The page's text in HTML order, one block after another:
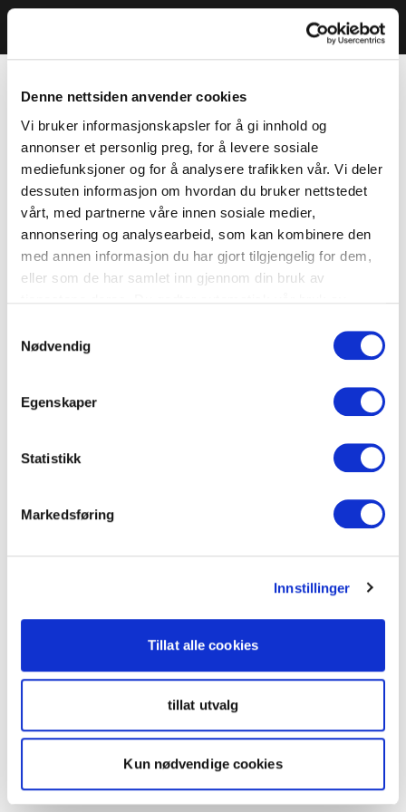
Denne nettsiden anvender cookies
Vi bruker informasjonskapsler for å gi innhold og
annonser et personlig preg, for å levere sosiale
mediefunksjoner og for å analysere trafikken vår. Vi deler
dessuten informasjon om hvordan du bruker nettstedet
vårt, med partnerne våre innen sosiale medier,
annonsering og analysearbeid, som kan kombinere den
med annen informasjon du har gjort tilgjengelig for dem,
eller som de har samlet inn gjennom din bruk av
Nødvendig
Egenskaper
Statistikk
Markedsføring
Innstillinger
Tillat alle cookies
tillat utvalg
Kun nødvendige cookies